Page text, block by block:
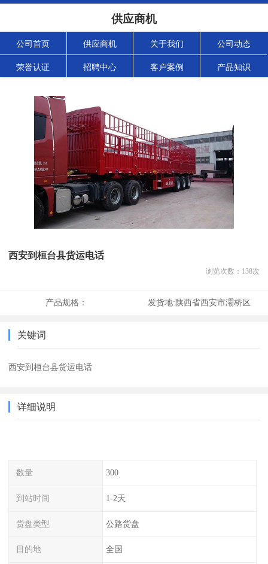
供应商机
公司首页 供应商机 关于我们 公司动态
荣誉认证 招聘中心 客户案例 产品知识
西安到桓台县货运电话
浏览次数： 138次
产品规格： 发货地:陕西省西安市灞桥区
关键词
西安到桓台县货运电话
详细说明
数量 300
到站时间 1-2天
货盘类型 公路货盘
目的地 全国